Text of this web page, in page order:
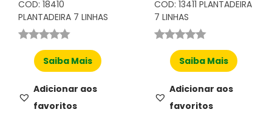
COD: 18410
PLANTADEIRA 7 LINHAS
Saiba Mais
Adicionar aos
favoritos
COD: 13411 PLANTADEIRA
7 LINHAS
Saiba Mais
Adicionar aos
favoritos